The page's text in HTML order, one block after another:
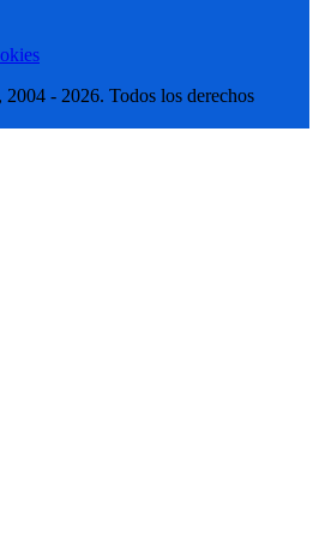
- 2026. Todos los derechos